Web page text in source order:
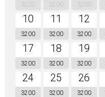
3200 3200 3200
10
3200
11
3200
12
3200
17
3200
18
3200
19
3200
24
3200
25
3200
26
3200